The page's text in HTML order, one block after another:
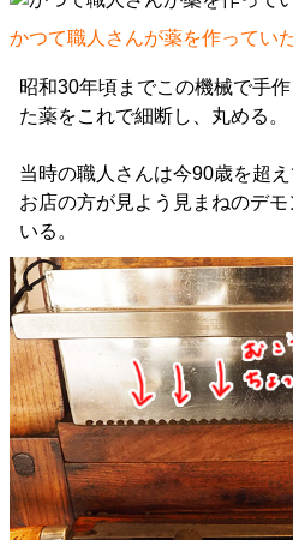
かつて職人さんが薬を作ってい
昭和30年頃までこの機械で手
た薬をこれで細断し、丸める。
当時の職人さんは今90歳を超
お店の方が見よう見まねのデ
いる。